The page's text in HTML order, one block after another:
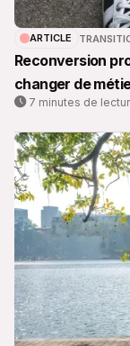
ARTICLE
Reconversion
changer de
7 minutes de